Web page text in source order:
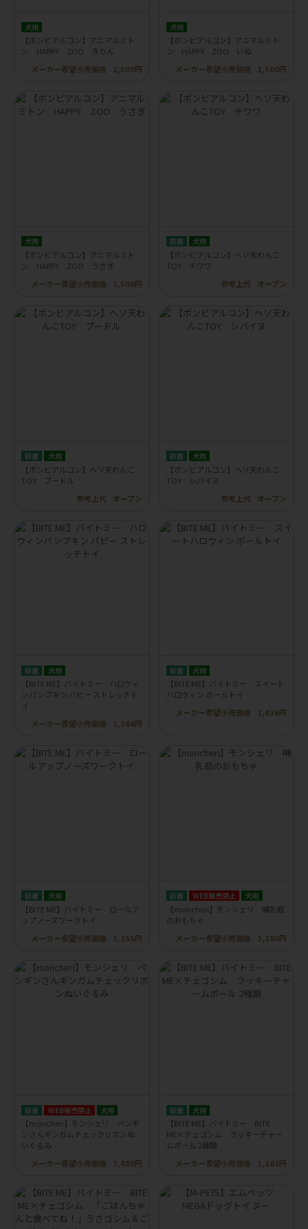
犬用
【ボンビアルコン】アニマルミト
ン HAPPY ZOO きりん
メーカー希望小売価格
1,500円
犬用
【ボンビアルコン】アニマルミト
ン HAPPY ZOO いぬ
メーカー希望小売価格
1,500円
犬用
【ボンビアルコン】アニマルミト
ン HAPPY ZOO うさぎ
メーカー希望小売価格
1,500円
犬用
【ボンビアルコン】ヘソ天わんこ
TOY チワワ
参考上代
オープン
犬用
【ボンビアルコン】ヘソ天わんこ
TOY プードル
参考上代
オープン
犬用
【ボンビアルコン】ヘソ天わんこ
TOY シバイヌ
参考上代
オープン
犬用
【BITE ME】バイトミー ハロウィ
ンパンプキン パピー ストレッチト
イ
メーカー希望小売価格
1,164円
犬用
【BITE ME】バイトミー スイート
ハロウィン ボールトイ
メーカー希望小売価格
1,436円
犬用
【BITE ME】バイトミー ロールア
ップノーズワークトイ
メーカー希望小売価格
1,255円
WEB販売禁止 犬用
【moncheri】モンシェリ 哺乳瓶
のおもちゃ
メーカー希望小売価格
2,380円
WEB販売禁止 犬用
【moncheri】モンシェリ ペンギ
ンさんギンガムチェックリボンぬ
いぐるみ
メーカー希望小売価格
2,480円
犬用
【BITE ME】バイトミー BITE
ME×チェゴシム ラッキーチャー
ムボール 2種類
メーカー希望小売価格
1,182円